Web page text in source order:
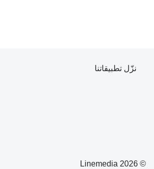
© 2026 Linemedia
نزّل تطبيقاتنا